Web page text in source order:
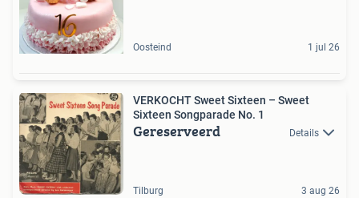
Oosteind 1 jul 26
VERKOCHT Sweet Sixteen – Sweet
Sixteen Songparade No. 1
Gereserveerd Details
Tilburg 3 aug 26